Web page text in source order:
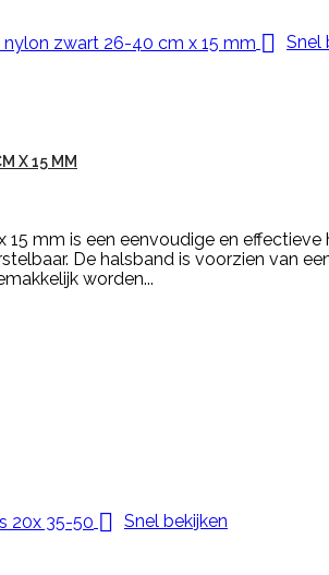
 Snel
X 15 MM
mm is een eenvoudige en
De halsband is voorzien van
worden...
 Snel bekijken